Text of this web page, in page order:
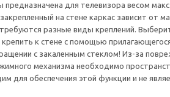
для телевизора весом макс.
на стене каркас зависит от
требуются разные виды креплений.
к стене с помощью
с закаленным стеклом! Из-за
механизма необходимо
для обеспечения этой функции и не